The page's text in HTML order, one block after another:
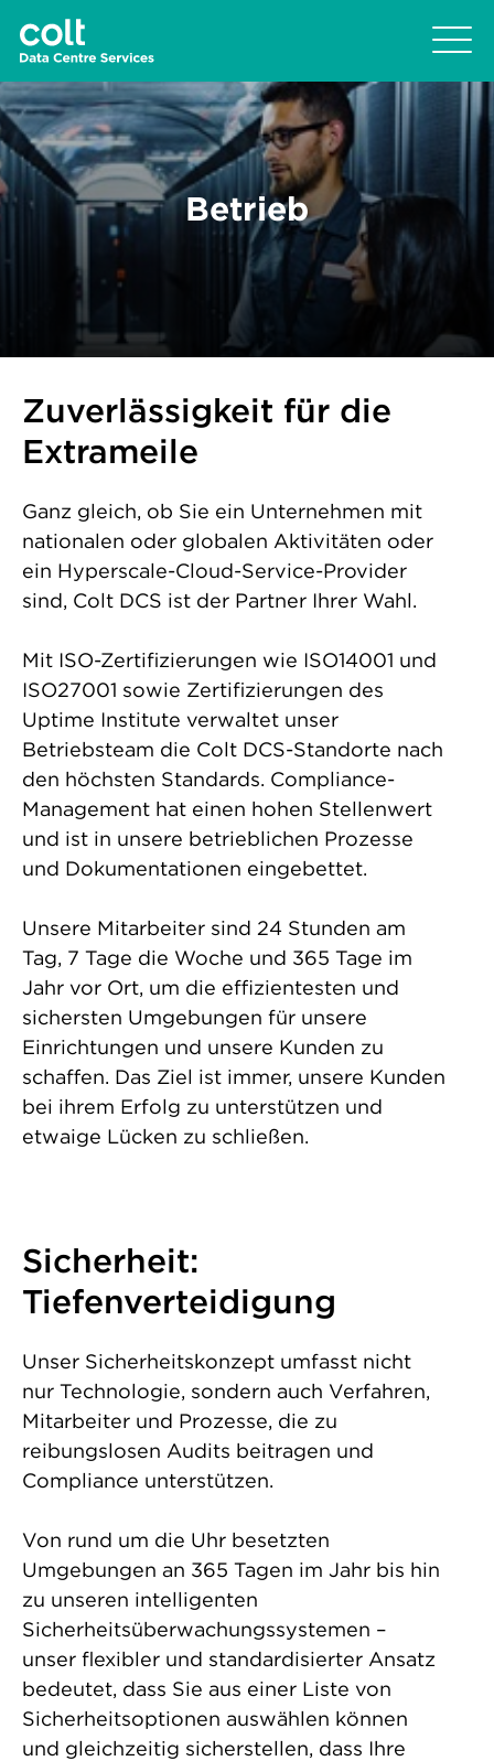
Betrieb
Zuverlässigkeit für die
Extrameile
Ganz gleich, ob Sie ein Unternehmen mit
nationalen oder globalen Aktivitäten oder
ein Hyperscale-Cloud-Service-Provider
sind, Colt DCS ist der Partner Ihrer Wahl.
Mit ISO-Zertifizierungen wie ISO14001 und
ISO27001 sowie Zertifizierungen des
Uptime Institute verwaltet unser
Betriebsteam die Colt DCS-Standorte nach
den höchsten Standards. Compliance-
Management hat einen hohen Stellenwert
und ist in unsere betrieblichen Prozesse
und Dokumentationen eingebettet.
Unsere Mitarbeiter sind 24 Stunden am
Tag, 7 Tage die Woche und 365 Tage im
Jahr vor Ort, um die effizientesten und
sichersten Umgebungen für unsere
Einrichtungen und unsere Kunden zu
schaffen. Das Ziel ist immer, unsere Kunden
bei ihrem Erfolg zu unterstützen und
etwaige Lücken zu schließen.
Sicherheit:
Tiefenverteidigung
Unser Sicherheitskonzept umfasst nicht
nur Technologie, sondern auch Verfahren,
Mitarbeiter und Prozesse, die zu
reibungslosen Audits beitragen und
Compliance unterstützen.
Von rund um die Uhr besetzten
Umgebungen an 365 Tagen im Jahr bis hin
zu unseren intelligenten
Sicherheitsüberwachungssystemen –
unser flexibler und standardisierter Ansatz
bedeutet, dass Sie aus einer Liste von
Sicherheitsoptionen auswählen können
und gleichzeitig sicherstellen, dass Ihre